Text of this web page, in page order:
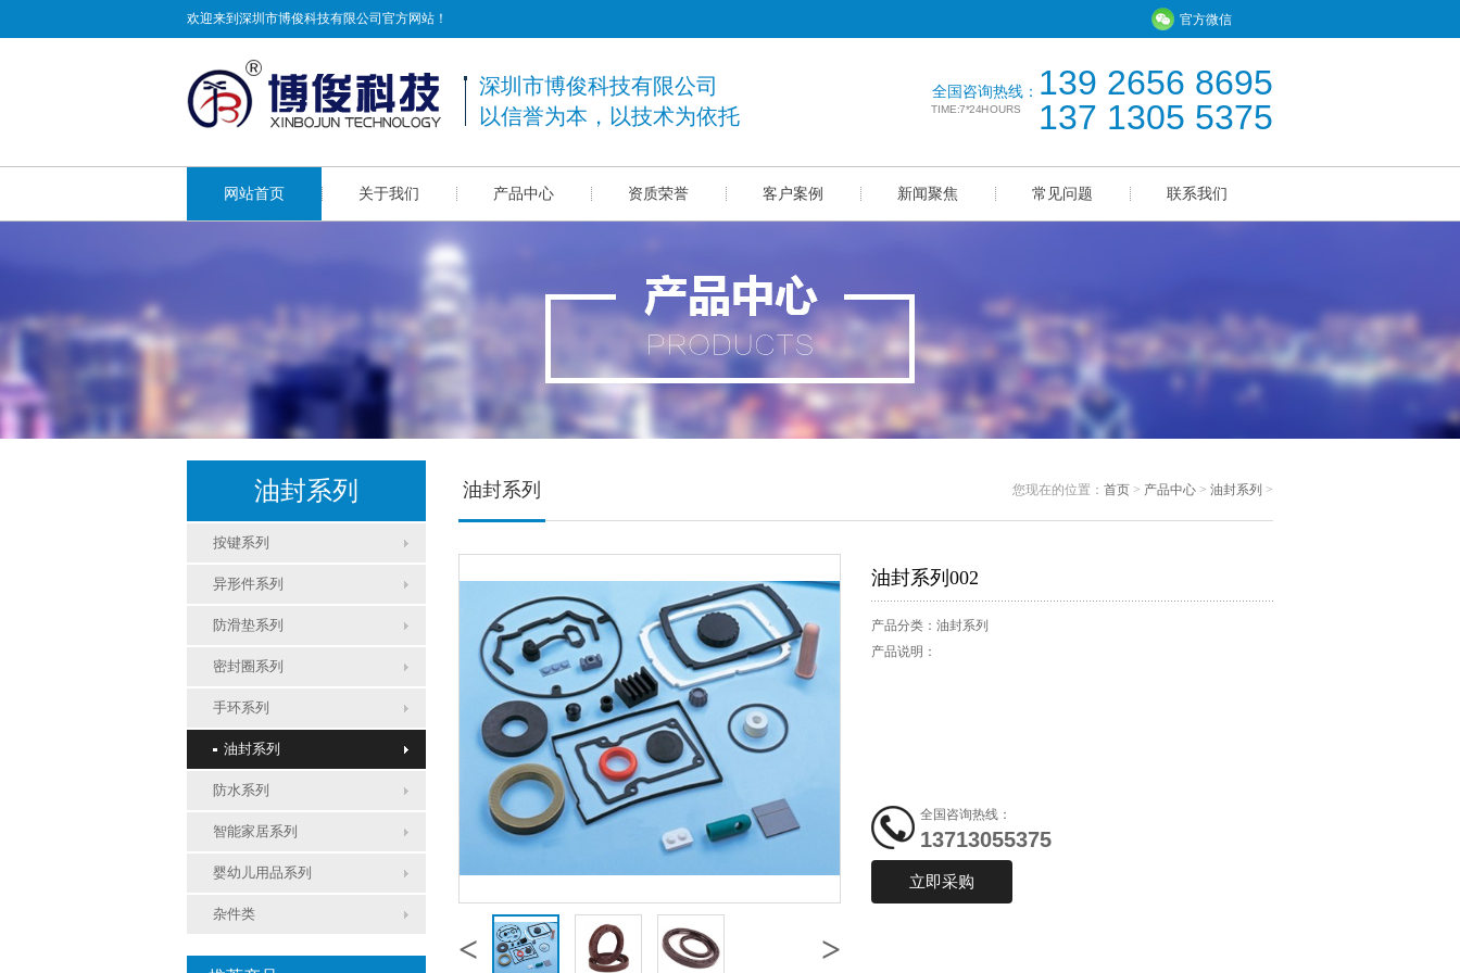
欢迎来到深圳市博俊科技有限公司官方网站！ 官方微信
深圳市博俊科技有限公司
以信誉为本，以技术为依托
全国咨询热线：
TIME:7*24HOURS
139 2656 8695
137 1305 5375
网站首页 关于我们 产品中心 资质荣誉 客户案例 新闻聚焦 常见问题 联系我们
油封系列
按键系列
异形件系列
防滑垫系列
密封圈系列
手环系列
油封系列
防水系列
智能家居系列
婴幼儿用品系列
杂件类
油封系列 您现在的位置： 首页 > 产品中心 > 油封系列 >
< >
油封系列002
产品分类： 油封系列
产品说明：
全国咨询热线：
13713055375
立即采购